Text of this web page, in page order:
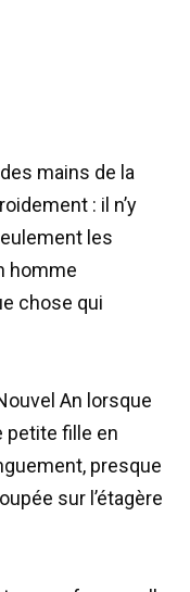
mains de la
: il n’y
les
homme
chose qui
An lorsque
petite fille en
presque
sur l’étagère